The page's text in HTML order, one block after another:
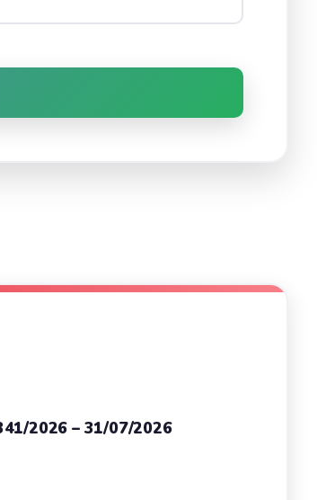
2026 – 31/07/2026